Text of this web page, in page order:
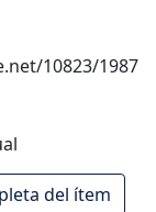
10823/1987
del ítem